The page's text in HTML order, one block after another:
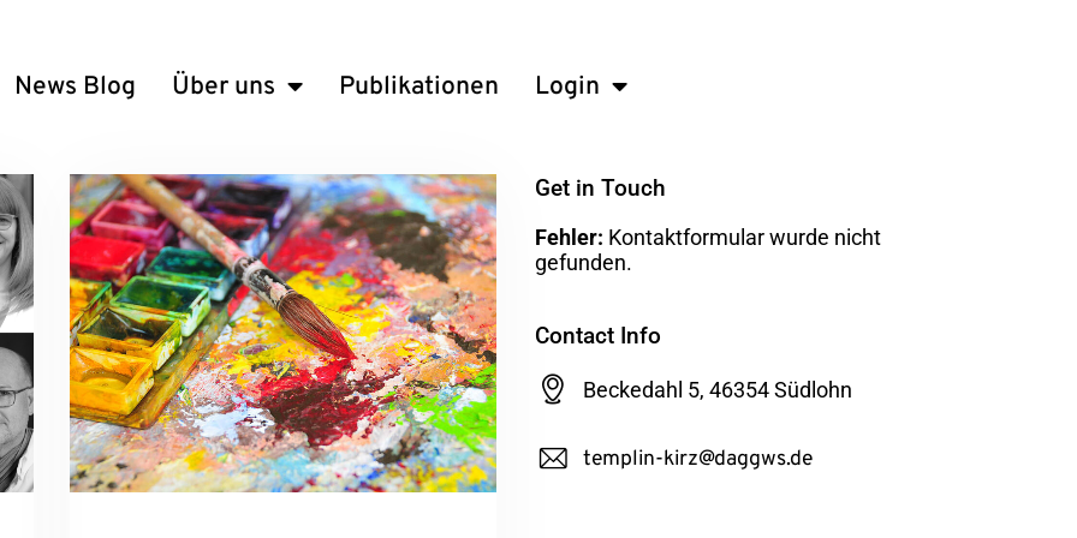
News Blog Über uns Publikationen Login
Get in Touch
Fehler: Kontaktformular wurde nicht
gefunden.
Contact Info
Beckedahl 5, 46354 Südlohn
templin-kirz@daggws.de